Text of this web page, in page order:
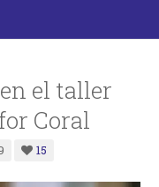
el taller
Coral
15